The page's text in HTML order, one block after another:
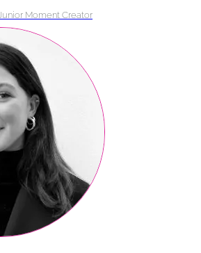
Junior Moment Creator